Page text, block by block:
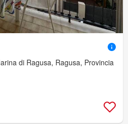
di Ragusa, Ragusa, Provincia